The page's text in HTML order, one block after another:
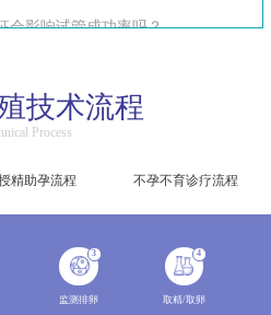
会影响试管成功率吗？
伤精子吗？
哪个成功率更高？
儿PGT，效果会比新鲜囊胚差吗？
技术流程
Process
精助孕流程 不孕不育诊疗流程
3
监测排卵
4
取精/取卵